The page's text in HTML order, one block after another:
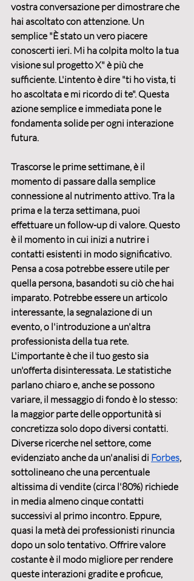
vostra conversazione per dimostrare che
hai ascoltato con attenzione. Un
semplice "È stato un vero piacere
conoscerti ieri. Mi ha colpita molto la tua
visione sul progetto X" è più che
sufficiente. L'intento è dire "ti ho vista, ti
ho ascoltata e mi ricordo di te". Questa
azione semplice e immediata pone le
fondamenta solide per ogni interazione
futura.
Trascorse le prime settimane, è il
momento di passare dalla semplice
connessione al nutrimento attivo. Tra la
prima e la terza settimana, puoi
effettuare un follow-up di valore. Questo
è il momento in cui inizi a nutrire i
contatti esistenti in modo significativo.
Pensa a cosa potrebbe essere utile per
quella persona, basandoti su ciò che hai
imparato. Potrebbe essere un articolo
interessante, la segnalazione di un
evento, o l'introduzione a un'altra
professionista della tua rete.
L'importante è che il tuo gesto sia
un'offerta disinteressata. Le statistiche
parlano chiaro e, anche se possono
variare, il messaggio di fondo è lo stesso:
la maggior parte delle opportunità si
concretizza solo dopo diversi contatti.
Diverse ricerche nel settore, come
evidenziato anche da un'analisi di Forbes,
sottolineano che una percentuale
altissima di vendite (circa l'80%) richiede
in media almeno cinque contatti
successivi al primo incontro. Eppure,
quasi la metà dei professionisti rinuncia
dopo un solo tentativo. Offrire valore
costante è il modo migliore per rendere
queste interazioni gradite e proficue,